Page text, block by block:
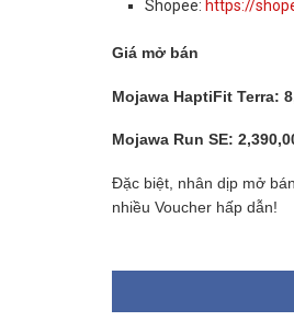
Shopee: https://
Giá mở bán
Mojawa HaptiFit Terra:
Mojawa Run SE:
Đặc biệt, nhân dịp mở
nhiều Voucher hấp dẫn!